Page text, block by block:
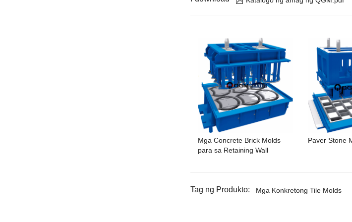
Mga Concrete Brick Molds
para sa Retaining Wall
Paver Stone
Tag ng Produkto: Mga Konkretong Tile Molds